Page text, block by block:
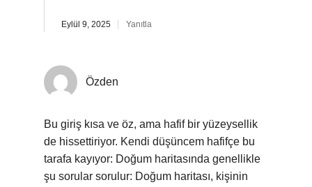
Eylül 9, 2025 Yanıtla
Özden
Bu giriş kısa ve öz, ama hafif bir yüzeysellik
de hissettiriyor. Kendi düşüncem hafifçe bu
tarafa kayıyor: Doğum haritasında genellikle
şu sorular sorulur: Doğum haritası, kişinin